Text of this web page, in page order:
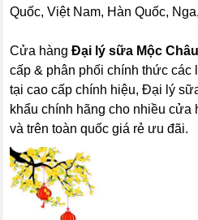
Quốc, Việt Nam, Hàn Quốc,
Cửa hàngĐại lý sữa Mộc
cấp & phân phối chính thức
tại cao cấp chính hiệu, Đại lý
khẩu chính hãng cho nhiều cửa
và trên toàn quốc giá rẻ ưu đãi.